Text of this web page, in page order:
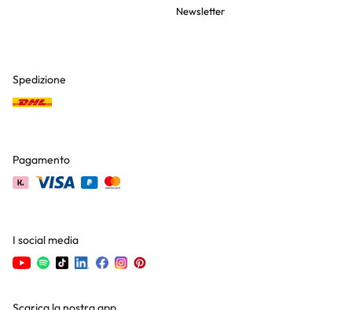
Newsletter
Spedizione
Pagamento
I social media